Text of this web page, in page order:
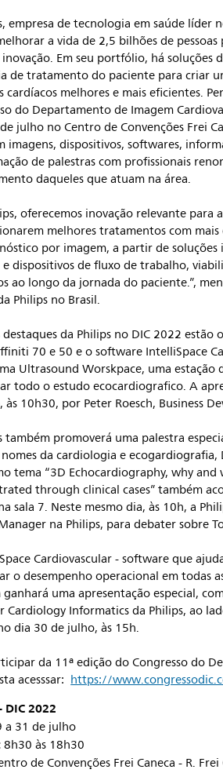
empresa de tecnologia em saúde líder
a vida de 2,5 bilhões de
Em seu portfólio, há
de tratamento do paciente para criar
cardíacos melhores e mais eficientes.
do Departamento de Imagem
julho no Centro de Convenções Frei
imagens, dispositivos, softwares,
de palestras com profissionais
daqueles que atuam na área.
oferecemos inovação relevante
melhores tratamentos com mais
por imagem, a partir de
dispositivos de fluxo de trabalho,
ao longo da jornada do paciente.”,
Philips no Brasil.
da Philips no DIC 2022 estão
70 e 50 e o software IntelliSpace
Ultrasound Worskpace, uma
todo o estudo ecocardiografico. A
10h30, por Peter Roesch, Business
também promoverá uma palestra
da cardiologia e ecogardiografia,
tema “3D Echocardiography, why
through clinical cases” também
sala 7. Neste mesmo dia, às 10h, a
na Philips, para debater sobre
Cardiovascular - software que
o desempenho operacional em todas
uma apresentação especial,
Cardiology Informatics da Philips, ao
dia 30 de julho, às 15h.
da 11ª edição do Congresso do
acesssar:https://
DIC 2022
a 31 de julho
8h30 às 18h30
de Convenções Frei Caneca - R.